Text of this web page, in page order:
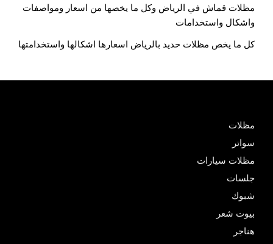
مظلات قماش في الرياض وكل ما يخصها من اسعار ومواصفات
واشكال واستخدامات
كل ما يخص مظلات حديد بالرياض اسعارها اشكالها واستخدامتها
مظلات
سواتر
مظلات سيارات
جلسات
شبوك
بيوت شعر
هناجر